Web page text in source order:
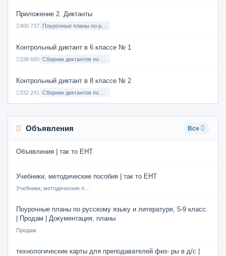
Приложение 2. Диктанты
400 737
Контрольный диктант в 6 классе № 1
339 680
Контрольный диктант в 8 классе № 2
332 241
Объявления Все
Объявления | так то ЕНТ
Учебники, методические пособия | так то ЕНТ
Поурочные планы по русскому языку и литературе, 5-9 класс.
| Продам | Документация, планы
Продам
технологические карты для преподавателей физ- ры в д/с |